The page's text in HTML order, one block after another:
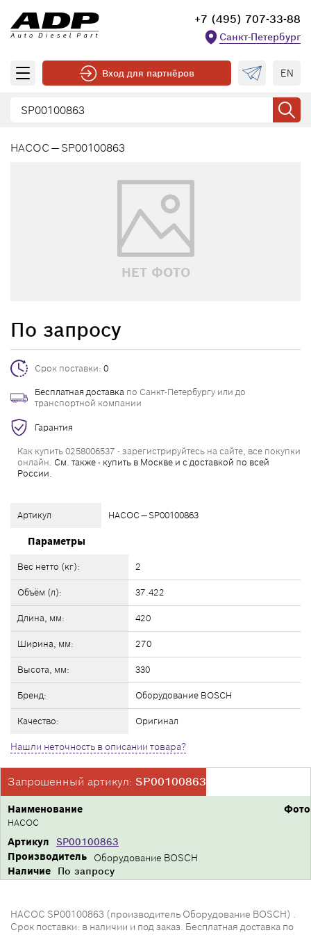
+7 (495) 707-33-88
Санкт-Петербург
Вход для партнёров EN
НАСОС — SP00100863
НЕТ ФОТО
Артикул НАСОС — SP00100863
Параметры
Вес нетто (кг): 2
Объём (л): 37.422
Длина, мм: 420
Ширина, мм: 270
Высота, мм: 330
Бренд: Оборудование BOSCH
Качество: Оригинал
Нашли неточность в описании товара?
По запросу
Срок поставки: 0
Бесплатная доставка по Санкт-Петербургу или до
транспортной компании
Гарантия
Как купить 0258006537 - зарегистрируйтесь на сайте, все покупки
онлайн. См. также - купить в Москве и с доставкой по всей
России.
Запрошенный артикул: SP00100863
Фото
Производитель Оборудование BOSCH
Артикул SP00100863
Наименование
НАСОС
Наличие По запросу
НАСОС SP00100863 (производитель Оборудование BOSCH) .
Срок поставки: в наличии и под заказ. Бесплатная доставка по